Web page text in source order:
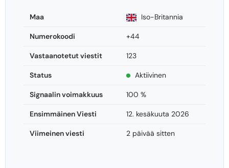
Maa Iso-Britannia
Numerokoodi +44
Vastaanotetut viestit 123
Status Aktiivinen
Signaalin voimakkuus 100 %
Ensimmäinen Viesti 12. kesäkuuta 2026
Viimeinen viesti 2 päivää sitten